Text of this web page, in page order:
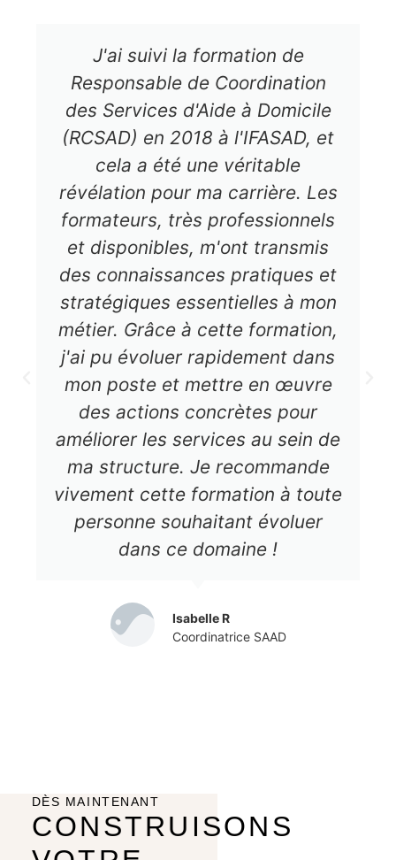
J'ai suivi la formation de
Responsable de Coordination
des Services d'Aide à Domicile
(RCSAD) en 2018 à l'IFASAD, et
cela a été une véritable
révélation pour ma carrière. Les
formateurs, très professionnels
et disponibles, m'ont transmis
des connaissances pratiques et
stratégiques essentielles à mon
métier. Grâce à cette formation,
j'ai pu évoluer rapidement dans
mon poste et mettre en œuvre
des actions concrètes pour
améliorer les services au sein de
ma structure. Je recommande
vivement cette formation à toute
personne souhaitant évoluer
dans ce domaine !
Isabelle R
Coordinatrice SAAD
DÈS MAINTENANT
CONSTRUISONS